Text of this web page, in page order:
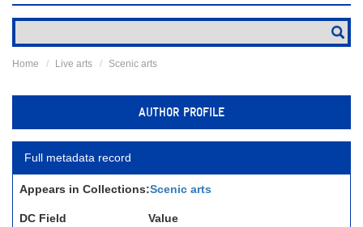
Home Live arts Scenic arts
AUTHOR PROFILE
Full metadata record
Appears in Collections:Scenic arts
DC Field Value